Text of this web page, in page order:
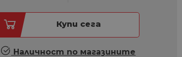
Купи сега
Наличност по магазините